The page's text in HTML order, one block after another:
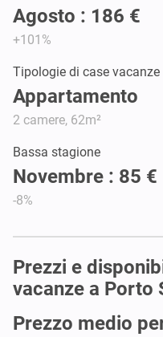
Agosto : 186 €
+101%
Tipologie di case vacanze
Appartamento
2 camere, 62m²
Bassa stagione
Novembre : 85 €
-8%
Prezzi e
vacanze a Porto
Prezzo medio